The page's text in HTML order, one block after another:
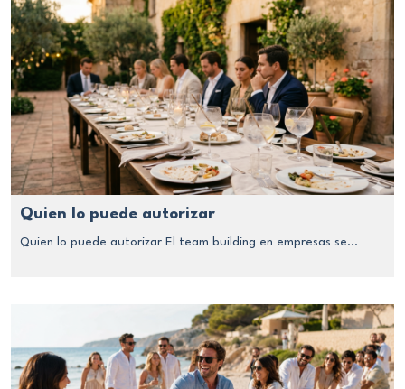
Quien lo puede autorizar
Quien lo puede autorizar El team building en empresas se...